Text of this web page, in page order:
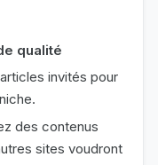
qualité
invités pour
des contenus
sites voudront